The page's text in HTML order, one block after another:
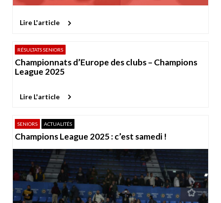
Lire L'article
RÉSULTATS SENIORS
Championnats d’Europe des clubs – Champions
League 2025
Lire L'article
SENIORS ACTUALITÉS
Champions League 2025 : c’est samedi !